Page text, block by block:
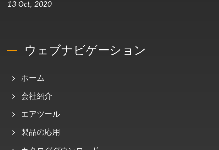
13 Oct, 2020
ウェブナビゲーション
ホーム
会社紹介
エアツール
製品の応用